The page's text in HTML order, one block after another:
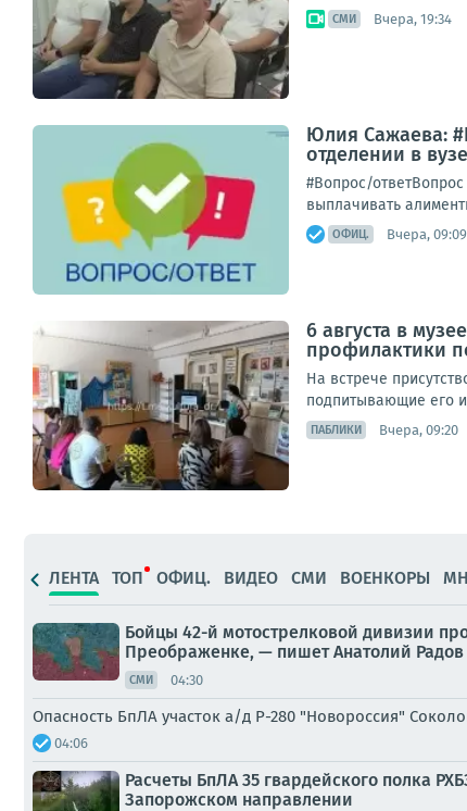
СМИ Вчера, 19:34
Юлия Сажаева:
отделении в вузе
#Вопрос/
выплачивать
ОФИЦ. Вчера, 09:09
6 августа в
профилактики
На встрече
подпитывающие его
ПАБЛИКИ Вчера, 09:20
ЛЕНТА ТОП ОФИЦ. ВИДЕО СМИ ВОЕНКОРЫ
Бойцы 42-й мотострелковой дивизии
Преображенке, — пишет Анатолий Радов
СМИ 04:30
Опасность БпЛА участок а/д Р-280 "Новороссия"
04:06
Расчеты БпЛА 35 гвардейского полка
Запорожском направлении